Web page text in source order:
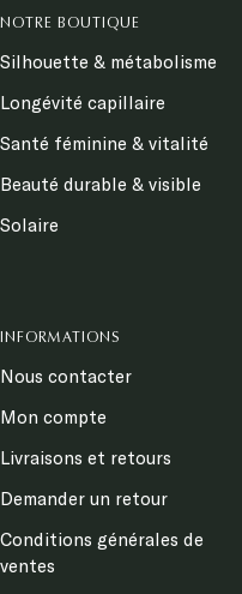
NOTRE BOUTIQUE
Silhouette & métabolisme
Longévité capillaire
Santé féminine & vitalité
Beauté durable & visible
Solaire
INFORMATIONS
Nous contacter
Mon compte
Livraisons et retours
Demander un retour
Conditions générales de
ventes